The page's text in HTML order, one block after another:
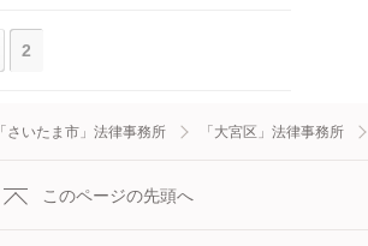
2
「さいたま市」法律事務所 「大宮区」法律事務所
このページの先頭へ